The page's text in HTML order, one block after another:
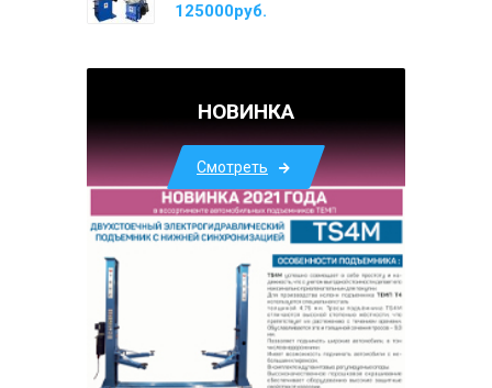
125000руб.
НОВИНКА
Смотреть